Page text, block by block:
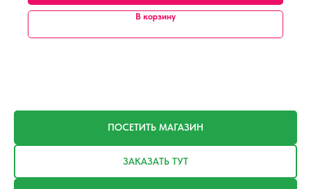
В корзину
ПОСЕТИТЬ МАГАЗИН
ЗАКАЗАТЬ ТУТ